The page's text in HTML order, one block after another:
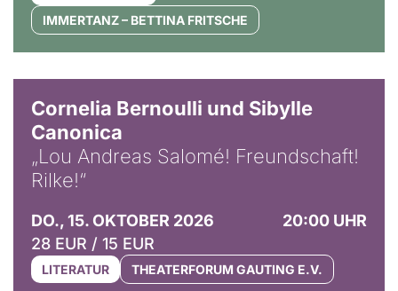
IMMERTANZ – BETTINA FRITSCHE
Cornelia Bernoulli und Sibylle
Canonica
„Lou Andreas Salomé! Freundschaft!
Rilke!“
DO., 15. OKTOBER 2026
20:00 UHR
28 EUR / 15 EUR
LITERATUR THEATERFORUM GAUTING E.V.